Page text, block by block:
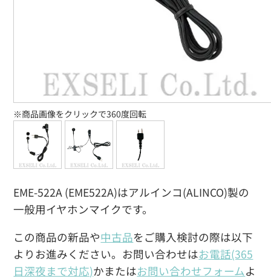
EME-522A (EME522A)はアルインコ(ALINCO)製の
一般用イヤホンマイクです。
この商品の新品や中古品をご購入検討の際は以下
よりお進みください。お問い合わせはお電話(365
日深夜まで対応)かまたはお問い合わせフォームよ
※商品画像をクリックで360度回転